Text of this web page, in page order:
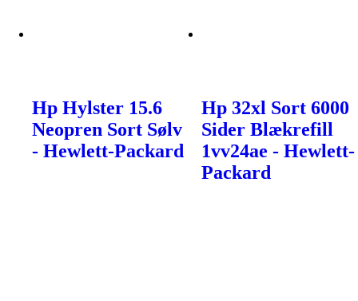
Hp Hylster 15.6
Neopren Sort Sølv
- Hewlett-Packard
Hp 32xl Sort 6000
Sider Blækrefill
1vv24ae - Hewlett-
Packard